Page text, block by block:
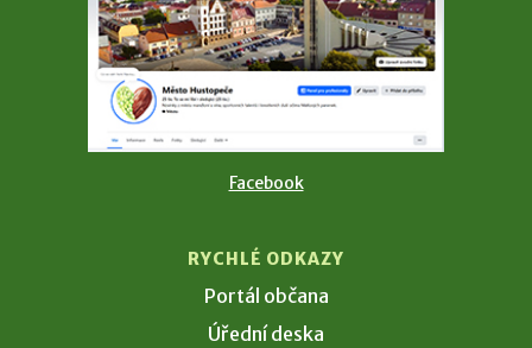
Facebook
RYCHLÉ ODKAZY
Portál občana
Úřední deska